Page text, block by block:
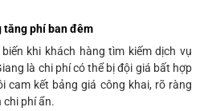
tăng phí ban đêm
khi khách hàng tìm kiếm dịch vụ
là chi phí có thể bị đội giá bất hợp
cam kết bảng giá công khai, rõ ràng
chi phí ẩn.